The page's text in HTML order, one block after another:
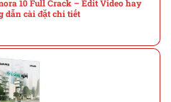
10 Full Crack – Edit Video hay
dẫn cài đặt chi tiết